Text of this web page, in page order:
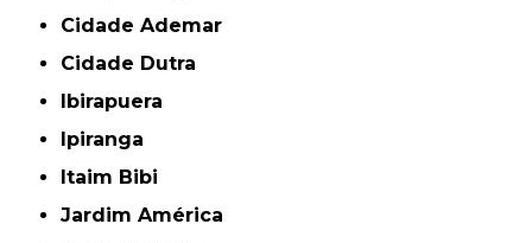
Cidade Ademar
Cidade Dutra
Ibirapuera
Ipiranga
Itaim Bibi
Jardim América